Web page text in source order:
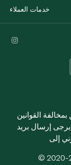
خدمات العملاء
القوانين
يرجى إرسال بريد